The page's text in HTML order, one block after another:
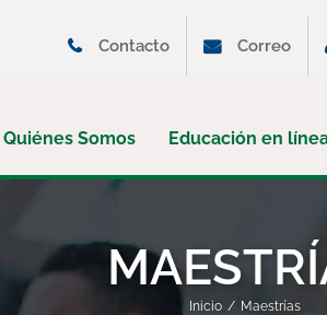
Contacto Correo
Quiénes Somos Educación en
Inicio Maestrías